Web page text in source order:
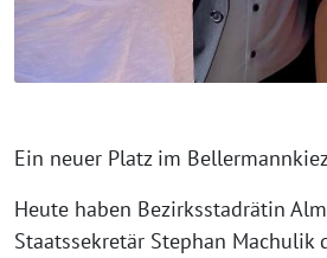
⁨Ein neuer Platz im
Heute haben Bezirksstadrätin
Staatssekretär Stephan Machulik